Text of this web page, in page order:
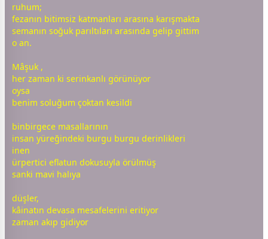
ruhum;
fezanın bitimsiz katmanları arasına karışmakta
semanın soğuk parıltıları arasında gelip gittim
o an.
Mâşuk ,
her zaman ki serinkanlı görünüyor
oysa
benim soluğum çoktan kesildi
binbirgece masallarının
insan yüreğindeki burgu burgu derinlikleri
inen
ürpertici eflatun dokusuyla örülmüş
sanki mavi halıya
düşler,
kâinatın devasa mesafelerini eritiyor
zaman akıp gidiyor